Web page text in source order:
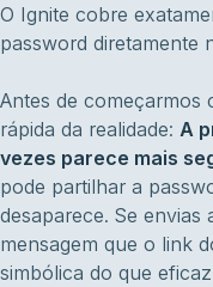
O Ignite cobre
password diretamente
Antes de começarmos
rápida da realidade: A
vezes parece mais
pode partilhar a
desaparece. Se
mensagem que o link
simbólica do que